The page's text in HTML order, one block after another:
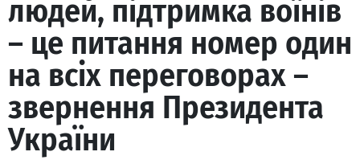
людей, підтримка воїнів
– це питання номер один
на всіх переговорах –
звернення Президента
України